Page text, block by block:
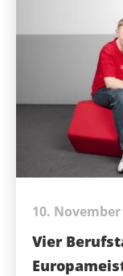
10. November
Vier